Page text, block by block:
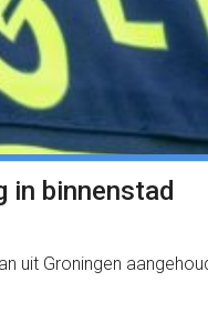
in binnenstad
uit Groningen